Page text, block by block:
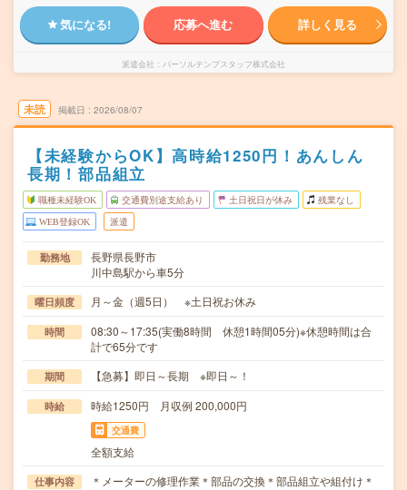
気になる! 応募へ進む 詳しく見る
派遣会社 パーソルテンプスタッフ株式会社
未読 掲載日 2026/08/07
【未経験からOK】高時給1250円！あんしん
長期！部品組立
職種未経験OK 交通費別途支給あり 土日祝日が休み 残業なし
WEB登録OK 派遣
勤務地
長野県長野市
川中島駅から車5分
曜日頻度 月～金（週5日） ※土日祝お休み
時間
08:30～17:35(実働8時間 休憩1時間05分)※休憩時間は合
計で65分です
期間 【急募】即日～長期 ※即日～！
時給 時給1250円 月収例 200,000円
交通費
全額支給
仕事内容
＊メーターの修理作業＊部品の交換＊部品組立や組付け＊